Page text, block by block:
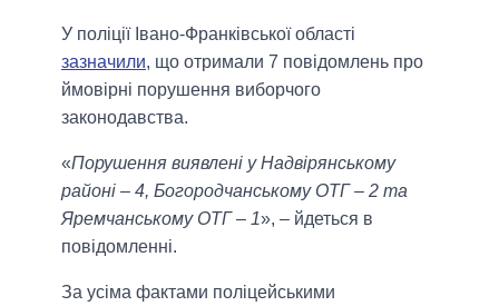
У поліції Івано-Франківської області
зазначили, що отримали 7 повідомлень про
ймовірні порушення виборчого
законодавства.
«Порушення виявлені у Надвірянському
районі – 4, Богородчанському ОТГ – 2 та
Яремчанському ОТГ – 1», – йдеться в
повідомленні.
За усіма фактами поліцейськими